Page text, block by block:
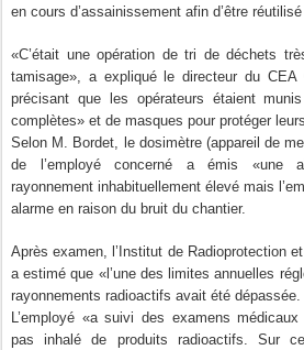
en cours d’assainissement afin d’être
«C’était une opération de tri de déchets
tamisage», a expliqué le directeur du CEA
précisant que les opérateurs étaient
complètes» et de masques pour protéger
Selon M. Bordet, le dosimètre (appareil de
de l’employé concerné a émis «une
rayonnement inhabituellement élevé mais
alarme en raison du bruit du chantier.
Après examen, l’Institut de Radioprotection
a estimé que «l’une des limites annuelles
rayonnements radioactifs avait été dépassée.
L’employé «a suivi des examens médicaux
pas inhalé de produits radioactifs. Sur